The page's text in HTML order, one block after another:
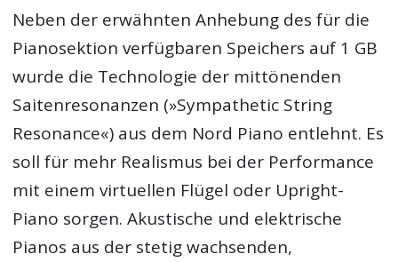
Neben der erwähnten Anhebung des für die
Pianosektion verfügbaren Speichers auf 1 GB
wurde die Technologie der mittönenden
Saitenresonanzen (»Sympathetic String
Resonance«) aus dem Nord Piano entlehnt. Es
soll für mehr Realismus bei der Performance
mit einem virtuellen Flügel oder Upright-
Piano sorgen. Akustische und elektrische
Pianos aus der stetig wachsenden,